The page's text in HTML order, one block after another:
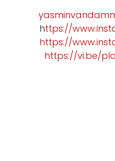
ttps://
https://
https://vi.be/